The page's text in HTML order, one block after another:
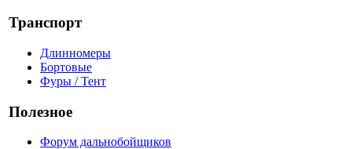
Транспорт
Длинномеры
Бортовые
Фуры / Тент
Полезное
Форум дальнобойщиков